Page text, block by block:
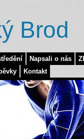
Napsali o nás
Kontakt
Brod